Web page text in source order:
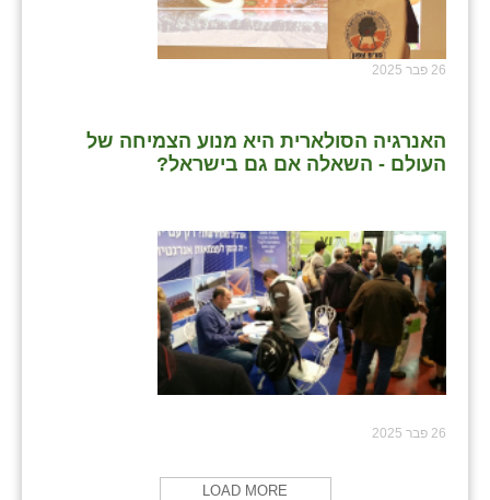
26 פבר 2025
האנרגיה הסולארית היא מנוע הצמיחה של
העולם - השאלה אם גם בישראל?
26 פבר 2025
LOAD MORE